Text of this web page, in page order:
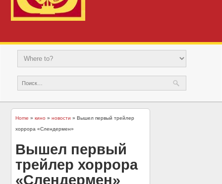
Home »кино »новости » Вышел первый трейлер
хоррора «Слендермен»
Вышел первый
трейлер хоррора
«Слендермен»